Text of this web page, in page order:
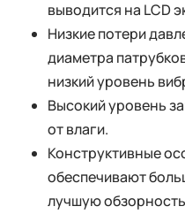
выводится на LCD
Низкие потери
диаметра
низкий уровень
Высокий уровень
от влаги.
Конструктивные
обеспечивают
лучшую